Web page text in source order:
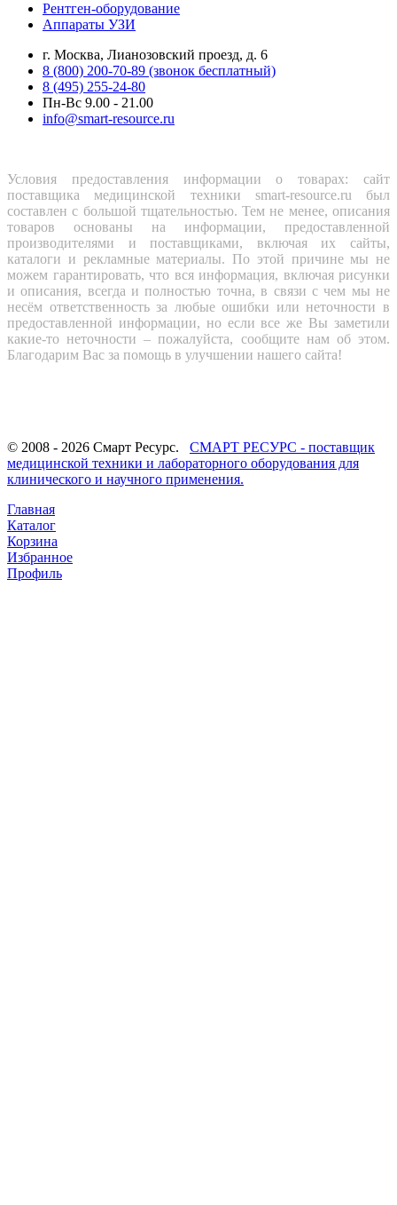
Рентген-оборудование
Аппараты УЗИ
г. Москва, Лианозовский проезд, д. 6
8 (800) 200-70-89 (звонок бесплатный)
8 (495) 255-24-80
Пн-Вс 9.00 - 21.00
info@smart-resource.ru
Условия предоставления информации о товарах: сайт
поставщика медицинской техники smart-resource.ru был
составлен с большой тщательностью. Тем не менее, описания
товаров основаны на информации, предоставленной
производителями и поставщиками, включая их сайты,
каталоги и рекламные материалы. По этой причине мы не
можем гарантировать, что вся информация, включая рисунки
и описания, всегда и полностью точна, в связи с чем мы не
несём ответственность за любые ошибки или неточности в
предоставленной информации, но если все же Вы заметили
какие-то неточности – пожалуйста, сообщите нам об этом.
Благодарим Вас за помощь в улучшении нашего сайта!
© 2008 - 2026 Смарт Ресурс. СМАРТ РЕСУРС - поставщик
медицинской техники и лабораторного оборудования для
клинического и научного применения.
Главная
Каталог
Корзина
Избранное
Профиль